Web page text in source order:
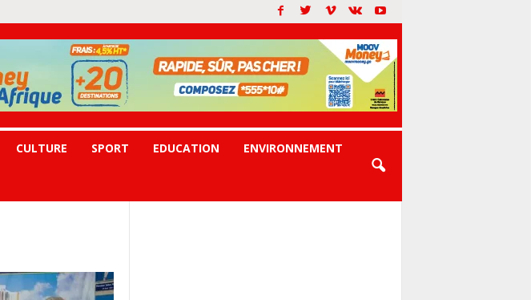
CULTURE SPORT EDUCATION ENVIRONNEMENT